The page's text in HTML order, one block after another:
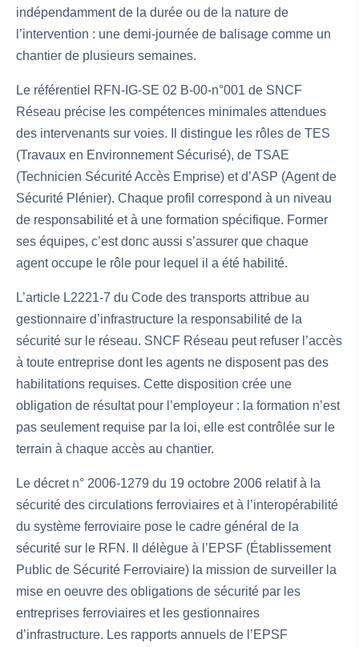
indépendamment de la durée ou de la nature de
l’intervention : une demi-journée de balisage comme un
chantier de plusieurs semaines.
Le référentiel RFN-IG-SE 02 B-00-n°001 de SNCF
Réseau précise les compétences minimales attendues
des intervenants sur voies. Il distingue les rôles de TES
(Travaux en Environnement Sécurisé), de TSAE
(Technicien Sécurité Accès Emprise) et d’ASP (Agent de
Sécurité Plénier). Chaque profil correspond à un niveau
de responsabilité et à une formation spécifique. Former
ses équipes, c’est donc aussi s’assurer que chaque
agent occupe le rôle pour lequel il a été habilité.
L’article L2221-7 du Code des transports attribue au
gestionnaire d’infrastructure la responsabilité de la
sécurité sur le réseau. SNCF Réseau peut refuser l’accès
à toute entreprise dont les agents ne disposent pas des
habilitations requises. Cette disposition crée une
obligation de résultat pour l’employeur : la formation n’est
pas seulement requise par la loi, elle est contrôlée sur le
terrain à chaque accès au chantier.
Le décret n° 2006-1279 du 19 octobre 2006 relatif à la
sécurité des circulations ferroviaires et à l’interopérabilité
du système ferroviaire pose le cadre général de la
sécurité sur le RFN. Il délègue à l’EPSF (Établissement
Public de Sécurité Ferroviaire) la mission de surveiller la
mise en oeuvre des obligations de sécurité par les
entreprises ferroviaires et les gestionnaires
d’infrastructure. Les rapports annuels de l’EPSF